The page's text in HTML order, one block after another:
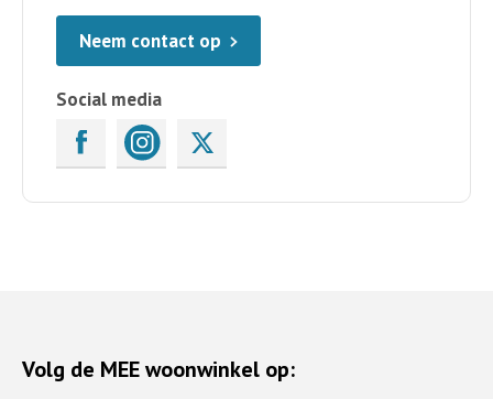
Neem contact op
Social media
Volg de MEE woonwinkel op: